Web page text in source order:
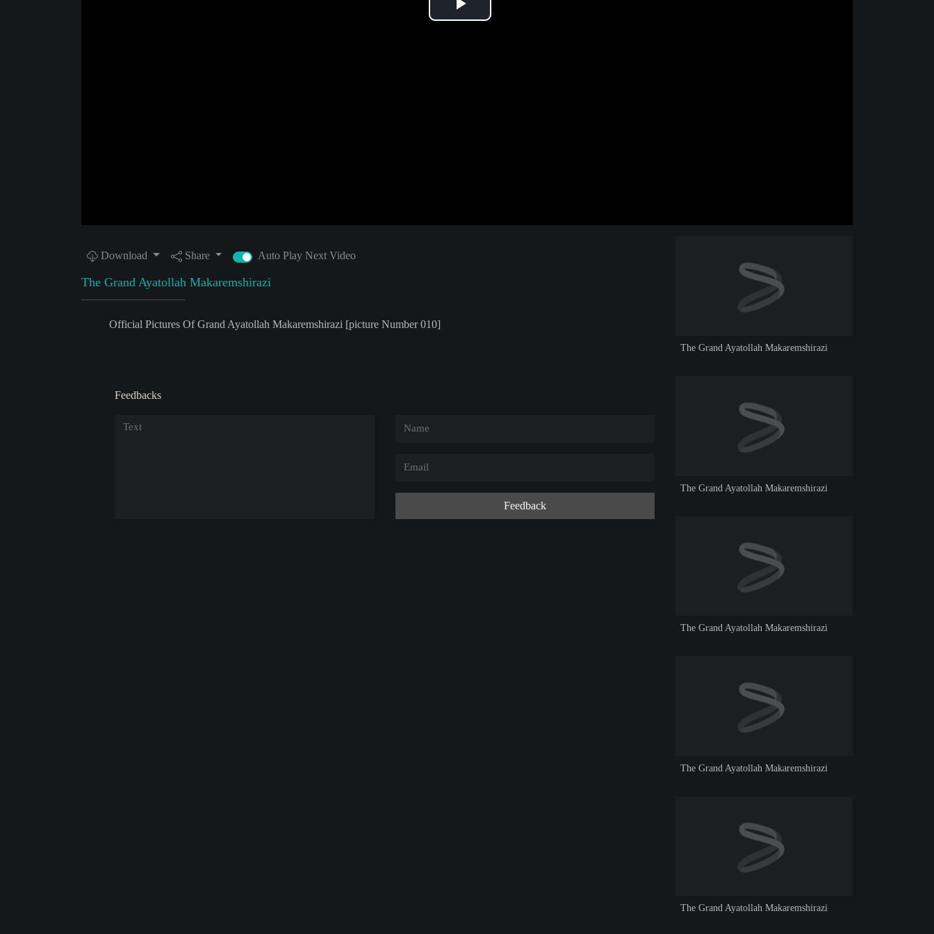
Play
Download Share Auto Play Next Video
The Grand Ayatollah Makaremshirazi
Official Pictures Of Grand Ayatollah Makaremshirazi [picture Number 010]
Feedbacks
Feedback
The Grand Ayatollah Makaremshirazi
The Grand Ayatollah Makaremshirazi
The Grand Ayatollah Makaremshirazi
The Grand Ayatollah Makaremshirazi
The Grand Ayatollah Makaremshirazi